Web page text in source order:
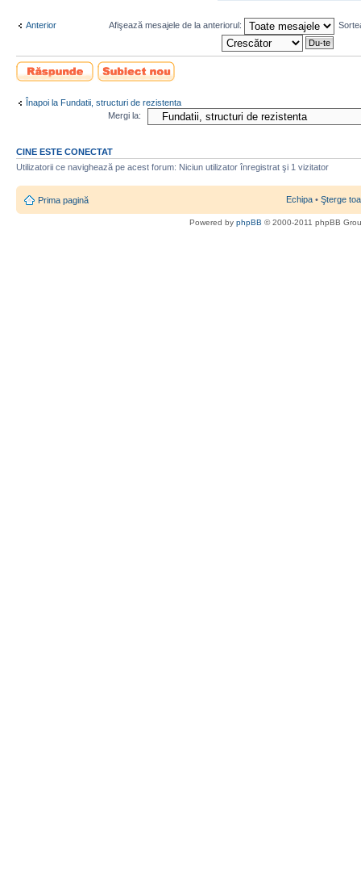
Anterior Afişează mesajele de la anteriorul:
Scrie un răspuns
Scrie un subiect
nou
Înapoi la Fundatii, structuri de rezistenta
Mergi la:
CINE ESTE CONECTAT
Utilizatorii ce navighează pe acest forum: Niciun utilizator înregistrat şi 1 vizitator
Prima pagină Echipa • Şterge
Powered by phpBB © 2000-2011 phpBB